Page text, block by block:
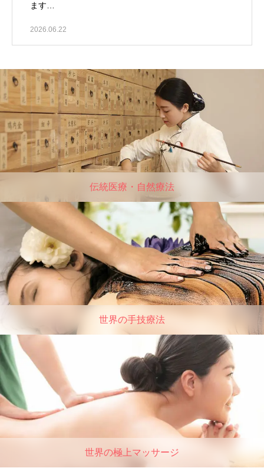
ます…
2026.06.22
伝統医療・自然療法
世界の手技療法
世界の極上マッサージ